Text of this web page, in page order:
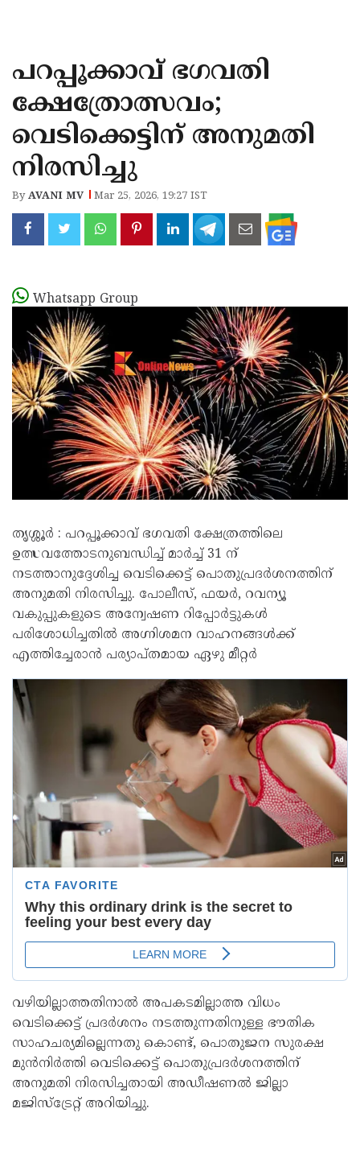
KANNUR
KASARAGOD
പറപ്പൂക്കാവ് ഭഗവതി
ക്ഷേത്രോത്സവം;
വെടിക്കെട്ടിന് അനുമതി
നിരസിച്ചു
ByAVANI MV Mar 25, 2026, 19:27 IST
Whatsapp Group
തൃശ്ശൂർ : പറപ്പൂക്കാവ് ഭഗവതി ക്ഷേത്രത്തിലെ
ഉത്സവത്തോടനുബന്ധിച്ച് മാർച്ച് 31 ന്
നടത്താനുദ്ദേശിച്ച വെടിക്കെട്ട് പൊതുപ്രദർശനത്തിന്
അനുമതി നിരസിച്ചു. പോലീസ്, ഫയർ, റവന്യൂ
വകുപ്പുകളുടെ അന്വേഷണ റിപ്പോർട്ടുകൾ
പരിശോധിച്ചതിൽ അഗ്നിശമന വാഹനങ്ങൾക്ക്
എത്തിച്ചേരാൻ പര്യാപ്തമായ ഏഴു മീറ്റർ
വഴിയില്ലാത്തതിനാൽ അപകടമില്ലാത്ത വിധം
വെടിക്കെട്ട് പ്രദർശനം നടത്തുന്നതിനുള്ള ഭൗതിക
സാഹചര്യമില്ലെന്നതു കൊണ്ട്, പൊതുജന സുരക്ഷ
മുൻനിർത്തി വെടിക്കെട്ട് പൊതുപ്രദർശനത്തിന്
അനുമതി നിരസിച്ചതായി അഡീഷണൽ ജില്ലാ
മജിസ്ട്രേറ്റ് അറിയിച്ചു.